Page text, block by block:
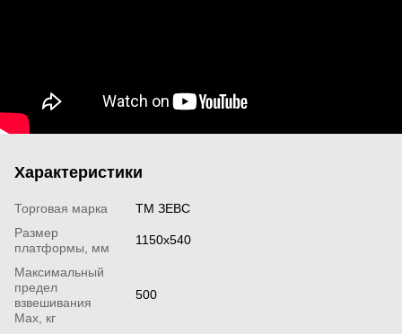
Характеристики
Торговая марка
ТМ ЗЕВС
Размер
платформы, мм
1150х540
Максимальный
предел
взвешивания
Мах, кг
500